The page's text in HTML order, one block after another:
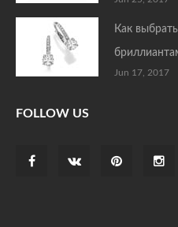
Как
Jun 17, 2017
FOLLOW US